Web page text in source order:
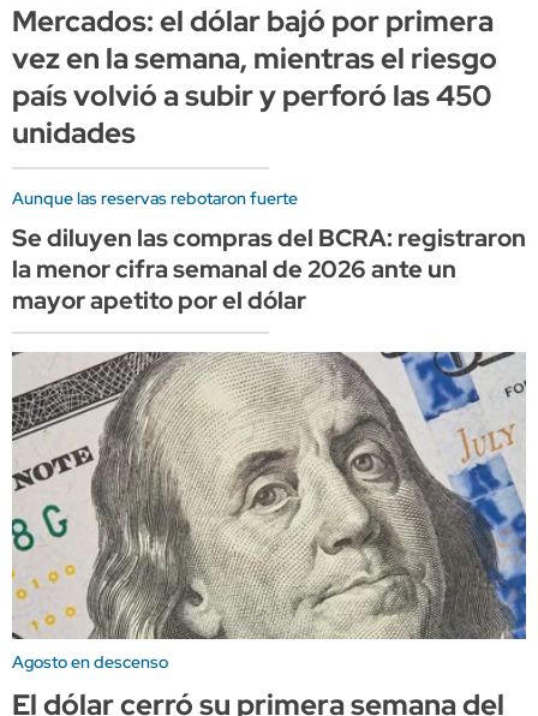
Mercados: el dólar bajó por primera
vez en la semana, mientras el riesgo
país volvió a subir y perforó las 450
unidades
Aunque las reservas rebotaron fuerte
Se diluyen las compras del BCRA: registraron
la menor cifra semanal de 2026 ante un
mayor apetito por el dólar
Agosto en descenso
El dólar cerró su primera semana del